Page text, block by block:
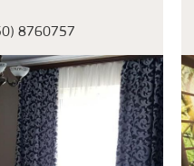
8760757